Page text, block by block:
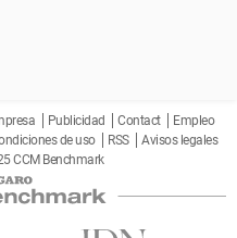
Publicidad Contact
Empleo
de uso RSS
Avisos legales
CCM Benchmark